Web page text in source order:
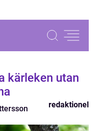
kärleken utan
redaktionel